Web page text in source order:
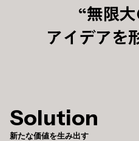
“無限
アイデアを
Solution
新たな価値を生み出す